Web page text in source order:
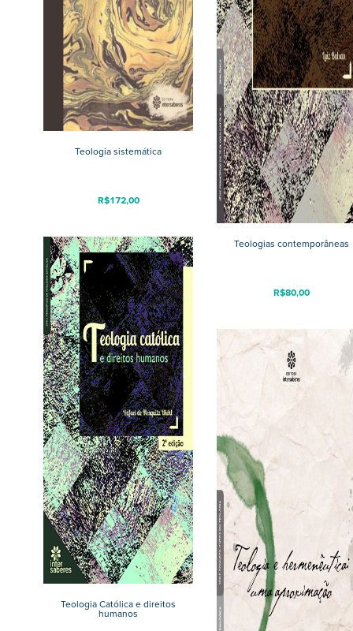
Teologia sistemática
R$172,00
Teologias contemporâneas
R$80,00
Teologia Católica e direitos
humanos